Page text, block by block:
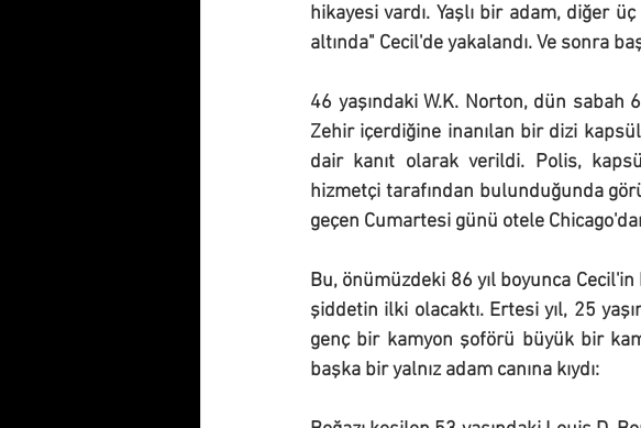
hikayesi vardı. Yaşlı bir adam, diğer
altında" Cecil'de yakalandı. Ve sonra
46 yaşındaki W.K. Norton, dün
Zehir içerdiğine inanılan bir dizi
dair kanıt olarak verildi. Polis,
hizmetçi tarafından bulunduğunda
geçen Cumartesi günü otele
Bu, önümüzdeki 86 yıl boyunca Cecil'in
şiddetin ilki olacaktı. Ertesi yıl, 25
genç bir kamyon şoförü büyük bir
başka bir yalnız adam canına kıydı: